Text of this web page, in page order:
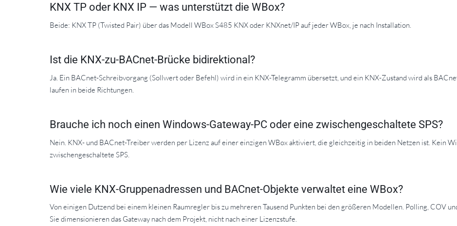
KNX TP oder KNX IP — was unterstützt die WBox?
Beide: KNX TP (Twisted Pair) über das Modell WBox S485 KNX oder KNXnet/IP auf jeder WBox, je nach Installation.
Ist die KNX-zu-BACnet-Brücke bidirektional?
Ja. Ein BACnet-Schreibvorgang (Sollwert oder Befehl) wird in ein KNX-Telegramm übersetzt, und ein KNX-Zustand wird als
laufen in beide Richtungen.
Brauche ich noch einen Windows-Gateway-PC oder eine zwischengeschaltete SPS?
Nein. KNX- und BACnet-Treiber werden per Lizenz auf einer einzigen WBox aktiviert, die gleichzeitig in beiden Netzen ist. Kein
zwischengeschaltete SPS.
Wie viele KNX-Gruppenadressen und BACnet-Objekte verwaltet eine WBox?
Von einigen Dutzend bei einem kleinen Raumregler bis zu mehreren Tausend Punkten bei den größeren Modellen. Polling, COV
Sie dimensionieren das Gateway nach dem Projekt, nicht nach einer Lizenzstufe.